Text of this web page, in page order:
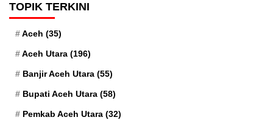
TOPIK TERKINI
Aceh (35)
Aceh Utara (196)
Banjir Aceh Utara (55)
Bupati Aceh Utara (58)
Pemkab Aceh Utara (32)